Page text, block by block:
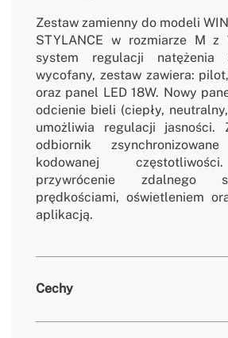
Zestaw zamienny do modeli
STYLANCE w rozmiarze M z
system regulacji natężenia
wycofany, zestaw zawiera:
oraz panel LED 18W. Nowy
odcienie bieli (ciepły,
umożliwia regulacji
odbiornik
kodowanej
przywrócenie zdalnego
prędkościami, oświetleniem
aplikacją.
Cechy